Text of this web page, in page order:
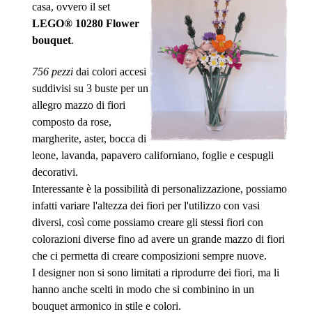
casa, ovvero il set
LEGO® 10280 Flower
bouquet.
756 pezzi dai colori accesi
suddivisi su 3 buste per un
allegro mazzo di fiori
composto da rose,
margherite, aster, bocca di
leone, lavanda, papavero californiano, foglie e cespugli
decorativi.
Interessante è la possibilità di personalizzazione, possiamo
infatti variare l'altezza dei fiori per l'utilizzo con vasi
diversi, così come possiamo creare gli stessi fiori con
colorazioni diverse fino ad avere un grande mazzo di fiori
che ci permetta di creare composizioni sempre nuove.
I designer non si sono limitati a riprodurre dei fiori, ma li
hanno anche scelti in modo che si combinino in un
bouquet armonico in stile e colori.